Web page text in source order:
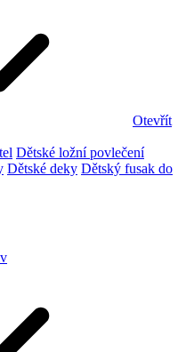
Otevřít
Dětské ložní povlečení
Dětské deky Dětský fusak do